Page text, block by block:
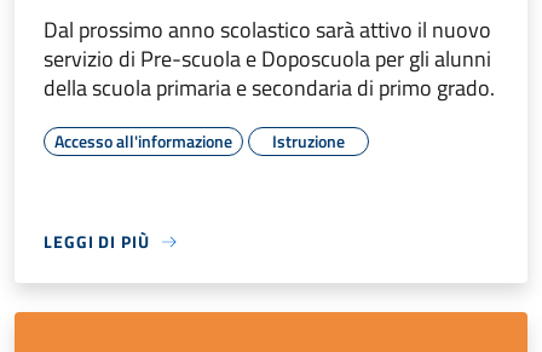
Dal prossimo anno scolastico sarà attivo il nuovo
servizio di Pre-scuola e Doposcuola per gli alunni
della scuola primaria e secondaria di primo grado.
Accesso all'informazione Istruzione
LEGGI DI PIÙ